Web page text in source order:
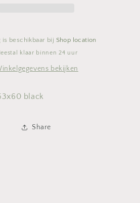
is beschikbaar bij Shop location
klaar binnen 24 uur
bekijken
black
Share